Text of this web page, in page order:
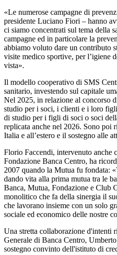
«Le numerose campagne di
presidente Luciano Fiori – hanno
ci siamo concentrati sul tema della
campagne ed in particolare la
abbiamo voluto dare un contributo
visite medico sportive, per l’igiene
vista».
Il modello cooperativo di SMS
sanitario, investendo sul capitale
Nel 2025, in relazione al concorso
studio per i soci, i clienti e i loro
di studio per i figli di soci o soci
replicata anche nel 2026. Sono poi
Italia e all’estero e il sostegno alle
Florio Faccendi, intervenuto anche
Fondazione Banca Centro, ha
2007 quando la Mutua fu fondata:
dando vita alla prima mutua tra le
Banca, Mutua, Fondazione e Club
monolitico che fa della sinergia il
che lavorano insieme con un solo
sociale ed economico delle nostre
Una stretta collaborazione d'intenti
Generale di Banca Centro,
sostegno convinto dell'istituto di